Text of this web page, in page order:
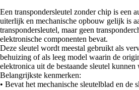
Een transpondersleutel zonder chip is een
uiterlijk en mechanische opbouw gelijk is
transpondersleutel, maar geen
elektronische componenten bevat.
Deze sleutel wordt meestal gebruikt als
behuizing of als leeg model waarin de
elektronica uit de bestaande sleutel kunnen
Belangrijkste kenmerken:
• Bevat het mechanische sleutelblad en de